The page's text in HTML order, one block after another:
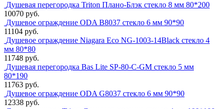
Душевая перегородка Triton Плано-Блэк стекло 8 мм 80*200
10070 руб.
Душевое ограждение ODA B8037 стекло 6 мм 90*90
11104 руб.
Душевое ограждение Niagara Eco NG-1003-14Black стекло 4
мм 80*80
11748 руб.
Душевая перегородка Bas Lite SP-80-C-GM стекло 5 мм
80*190
11763 руб.
Душевое ограждение ODA G8037 стекло 6 мм 90*90
12338 руб.